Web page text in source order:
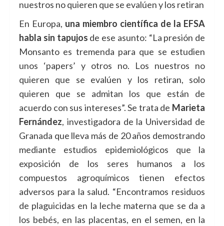
nuestros no quieren que se evalúen y los retiran
En Europa, una miembro científica de la EFSA
habla sin tapujos de ese asunto: “La presión de
Monsanto es tremenda para que se estudien
unos ‘papers’ y otros no. Los nuestros no
quieren que se evalúen y los retiran, solo
quieren que se admitan los que están de
acuerdo con sus intereses”. Se trata de Marieta
Fernández, investigadora de la Universidad de
Granada que lleva más de 20 años demostrando
mediante estudios epidemiológicos que la
exposición de los seres humanos a los
compuestos agroquímicos tienen efectos
adversos para la salud. “Encontramos residuos
de plaguicidas en la leche materna que se da a
los bebés, en las placentas, en el semen, en la